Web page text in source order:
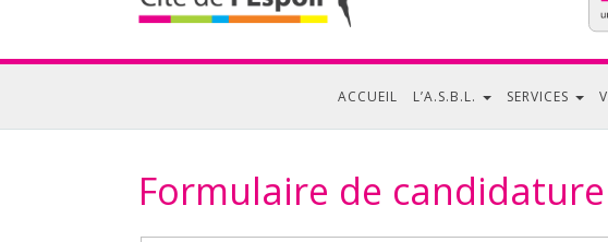
ACCUEIL L’A.S.B.L. SERVICES
Formulaire de